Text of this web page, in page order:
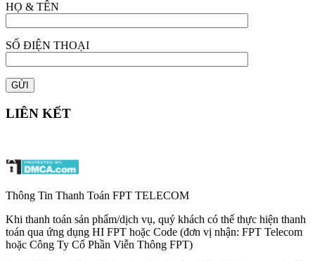
HỌ & TÊN
SỐ ĐIỆN THOẠI
LIÊN KẾT
Thông Tin Thanh Toán FPT TELECOM
Khi thanh toán sản phẩm/dịch vụ, quý khách có thể thực hiện thanh
toán qua ứng dụng HI FPT hoặc Code (đơn vị nhận: FPT Telecom
hoặc Công Ty Cổ Phần Viễn Thông FPT)